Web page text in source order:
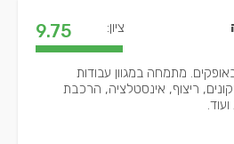
ציון: 9.75
מתמחה במגוון עבודות
ריצוף, אינסטלציה, הרכבת